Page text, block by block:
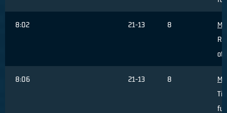
8:02 21-13 8
8:06 21-13 8